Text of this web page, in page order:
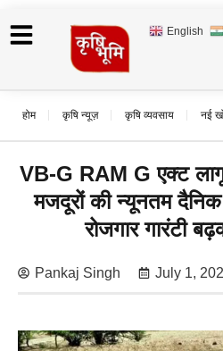
English
होम कृषि न्यूज़ कृषि व्यवसाय नई
VB-G RAM G एक्ट
मजदूरों की न्यूनतम
रोजगार गारंटी
Pankaj Singh July 1,